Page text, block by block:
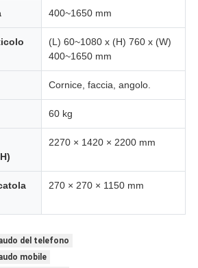
400~1650 mm
(L) 60~1080 x (H) 760 x (W)
400~1650 mm
Cornice, faccia, angolo.
60 kg
2270 × 1420 × 2200 mm
270 × 270 × 1150 mm
del telefono
mobile